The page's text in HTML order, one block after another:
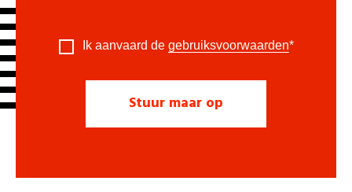
Ik aanvaard de gebruiksvoorwaarden*